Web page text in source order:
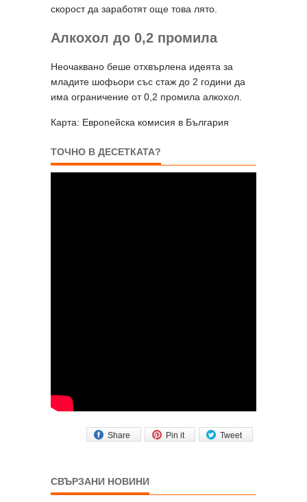
скорост да заработят още това лято.
Алкохол до 0,2 промила
Неочаквано беше отхвърлена идеята за
младите шофьори със стаж до 2 години да
има ограничение от 0,2 промила алкохол.
Карта: Европейска комисия в България
ТОЧНО В ДЕСЕТКАТА?
Tweet
Pin it
Share
СВЪРЗАНИ НОВИНИ